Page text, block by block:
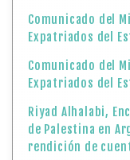
Comunicado del
Expatriados del
Comunicado del
Expatriados del
Riyad Alhalabi,
de Palestina en
rendición de